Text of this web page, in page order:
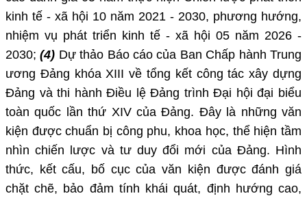
kinh tế - xã hội 10 năm 2021 - 2030, phương hướng,
nhiệm vụ phát triển kinh tế - xã hội 05 năm 2026 -
2030;(4) Dự thảo Báo cáo của Ban Chấp hành Trung
ương Đảng khóa XIII về tổng kết công tác xây dựng
Đảng và thi hành Điều lệ Đảng trình Đại hội đại biểu
toàn quốc lần thứ XIV của Đảng. Đây là những văn
kiện được chuẩn bị công phu, khoa học, thể hiện tầm
nhìn chiến lược và tư duy đổi mới của Đảng. Hình
thức, kết cấu, bố cục của văn kiện được đánh giá
chặt chẽ, bảo đảm tính khái quát, định hướng cao,